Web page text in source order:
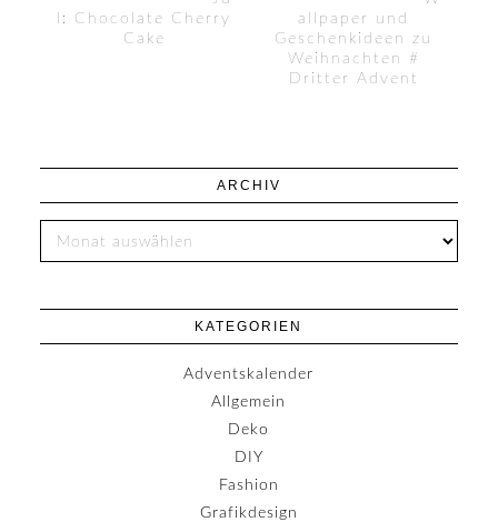
l: Chocolate Cherry
Cake
allpaper und
Geschenkideen zu
Weihnachten #
Dritter Advent
ARCHIV
KATEGORIEN
Adventskalender
Allgemein
Deko
DIY
Fashion
Grafikdesign